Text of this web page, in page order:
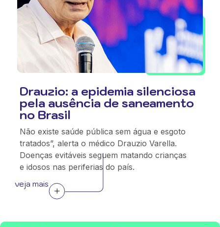
Drauzio: a epidemia silenciosa
pela ausência de saneamento
no Brasil
Não existe saúde pública sem água e esgoto
tratados”, alerta o médico Drauzio Varella.
Doenças evitáveis seguem matando crianças
e idosos nas periferias do país.
veja mais